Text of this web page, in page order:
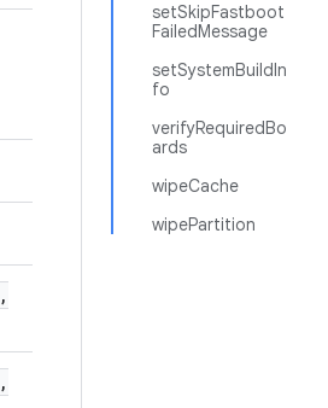
setSkipFastboot
FailedMessage
setSystemBuildIn
fo
verifyRequiredBo
ards
wipeCache
wipePartition
,
,